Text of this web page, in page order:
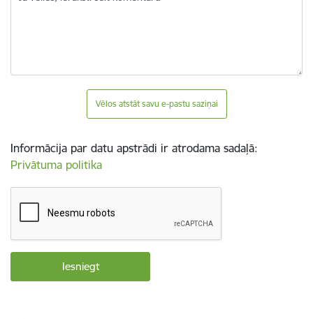
Vēlos atstāt savu e-pastu saziņai
Informācija par datu apstrādi ir atrodama sadaļā:
Privātuma politika